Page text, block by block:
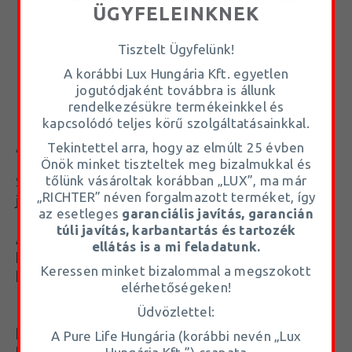
ventilátort vagy légkondicionálót használni
légáteresztő ágyneműt választani
A MATRAC IS SZÁMÍT
Sokan nem gondolnak rá, pedig a matrac
jelentősen befolyásolhatja az éjszakai hőérzetet.
A túl sűrű habrétegekből készült matracok
hajlamosak
könnyen túlmelegedhet alvás közben.
Ezzel szemben egyes modern matracok
kifejezetten a jobb hőszabályozás érdekében
ÜGYFELEINKNEK
Tisztelt Ügyfelünk!
A korábbi Lux Hungária Kft. egyetlen
jogutódjaként továbbra is állunk
rendelkezésükre termékeinkkel és
kapcsolódó teljes körű szolgáltatásainkkal.
Tekintettel arra, hogy az elmúlt 25 évben
Önök minket tiszteltek meg bizalmukkal és
tőlünk vásároltak korábban „LUX”, ma már
„RICHTER” néven forgalmazott terméket, így
az esetleges garanciális javítás, garancián
túli javítás, karbantartás és tartozék
ellátás is a mi feladatunk.
Keressen minket bizalommal a megszokott
elérhetőségeken!
Üdvözlettel:
A Pure Life Hungária (korábbi nevén „Lux